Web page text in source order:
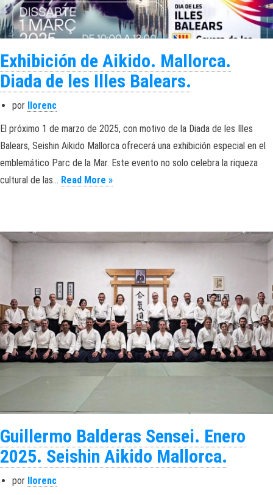
Exhibición de Aikido. Mallorca.
Diada de les Illes Balears.
por llorenc
El próximo 1 de marzo de 2025, con motivo de la Diada de les Illes
Balears, Seishin Aikido Mallorca ofrecerá una exhibición especial en el
emblemático Parc de la Mar. Este evento no solo celebra la riqueza
cultural de las… Read More »Exhibición de Aikido. Mallorca. Diada
Guillermo Balderas Sensei. Enero
2025. Seishin Aikido Mallorca.
por
llorenc